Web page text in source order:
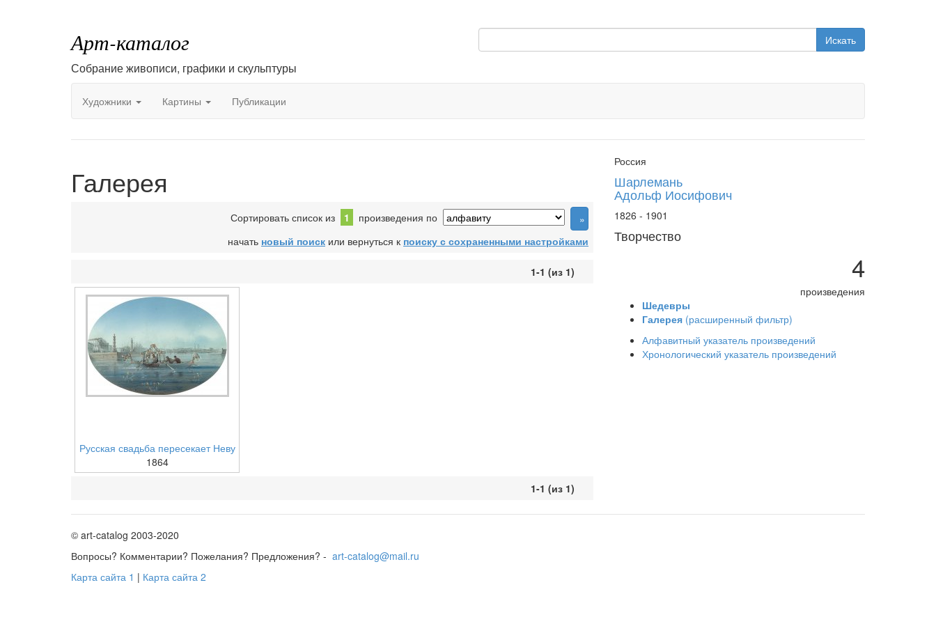
Арт-каталог
Собрание живописи, графики и скульптуры
Искать
Художники Картины Публикации
Галерея
Сортировать список из 1
произведения по
начать новый поиск или вернуться к поиску с сохраненными настройками
1-1 (из 1)
Русская свадьба пересекает Неву
1864
1-1 (из 1)
Россия
Шарлемань
Адольф Иосифович
1826 - 1901
Творчество
4
произведения
Шедевры
Галерея (расширенный фильтр)
Алфавитный указатель произведений
Хронологический указатель произведений
© art-catalog 2003-2020
Вопросы? Комментарии? Пожелания? Предложения? - art-catalog@mail.ru
Карта сайта 1 | Карта сайта 2